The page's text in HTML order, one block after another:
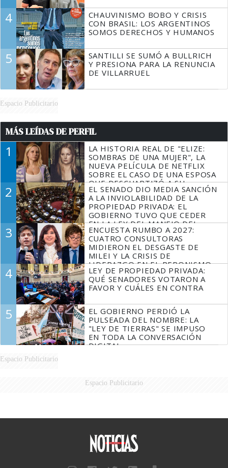
4
CHAUVINISMO BOBO Y CRISIS
CON BRASIL: LOS ARGENTINOS
SOMOS DERECHOS Y HUMANOS
5
SANTILLI SE SUMÓ A BULLRICH
Y PRESIONA PARA LA RENUNCIA
DE VILLARRUEL
Espacio Publicitario
MÁS LEÍDAS DE PERFIL
1
LA HISTORIA REAL DE "ELIZE:
SOMBRAS DE UNA MUJER", LA
NUEVA PELÍCULA DE NETFLIX
SOBRE EL CASO DE UNA ESPOSA
QUE DESCUARTIZÓ A SU
MARIDO
2
EL SENADO DIO MEDIA SANCIÓN
A LA INVIOLABILIDAD DE LA
PROPIEDAD PRIVADA: EL
GOBIERNO TUVO QUE CEDER
EN LA LEY DEL MANEJO DEL
FUEGO
3
ENCUESTA RUMBO A 2027:
CUATRO CONSULTORAS
MIDIERON EL DESGASTE DE
MILEI Y LA CRISIS DE
LIDERAZGO EN EL PERONISMO
4
LEY DE PROPIEDAD PRIVADA:
QUÉ SENADORES VOTARON A
FAVOR Y CUÁLES EN CONTRA
5
EL GOBIERNO PERDIÓ LA
PULSEADA DEL NOMBRE: LA
"LEY DE TIERRAS" SE IMPUSO
EN TODA LA CONVERSACIÓN
DIGITAL
Espacio Publicitario
Espacio Publicitario